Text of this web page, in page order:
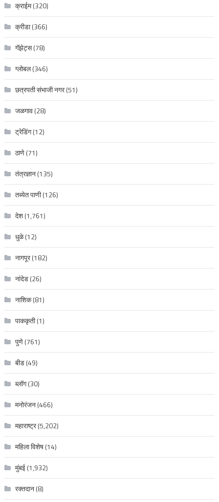
क्राईम(320)
क्रीडा(366)
गॅझेट्स(78)
ग्लोबल(346)
छत्रपती संभाजी नगर(51)
जळगाव(28)
ट्रेडिंग(12)
ठाणे(71)
तंत्रज्ञान(135)
तब्येत पाणी(126)
देश(1,761)
धुळे(12)
नागपूर(182)
नांदेड(26)
नाशिक(81)
पाककृती(1)
पुणे(761)
बीड(49)
ब्लॉग(30)
मनोरंजन(466)
महाराष्ट्र(5,202)
महिला विशेष(14)
मुंबई(1,932)
रक्‍तदान(8)